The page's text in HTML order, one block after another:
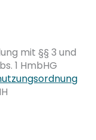
mit §§ 3 und
1 HmbHG